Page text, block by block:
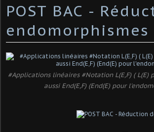
POST BAC -
endomorphismes
#Applications linéaires #Notation L(E,F) (
aussi End(E,F) (End(E) pour